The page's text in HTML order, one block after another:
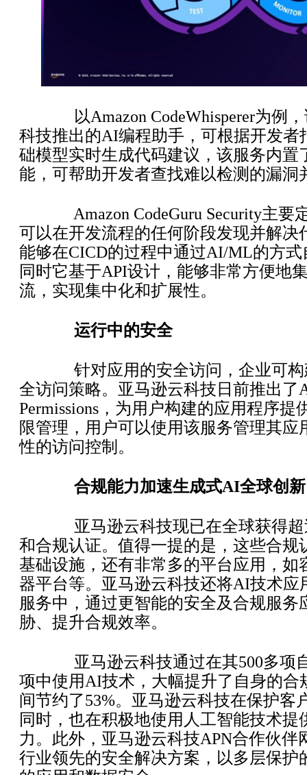
以Amazon CodeWhisperer为例
科技推出的AI编程助手，可根据开发者
础模型实时生成代码建议，该服务内置
能，可帮助开发者查找难以检测的漏洞
Amazon CodeGuru Security主要
可以在开发流程的任何阶段发现并解决
能够在CICD的过程中通过AI/ML的方
同时它基于API设计，能够非常方便地
流，实现集中化和扩展性。
运行中的安全
针对应用的安全访问，企业可构
全访问策略。亚马逊云科技日前推出了
Permissions，为用户构建的应用程序提
限管理，用户可以使用该服务管理其应
性的访问控制。
合规能力加速生成式AI全球创新
亚马逊云科技现已在全球获得超
和合规认证。值得一提的是，这些合规
基础设施，还有非常多的平台应用，如
器平台等。亚马逊云科技还将AI技术应
服务中，通过更智能的安全及合规服务
胁、提升合规效率。
亚马逊云科技通过在其500多项
项中使用AI技术，大幅提升了自身的合
间节约了53%。亚马逊云科技在保护客
同时，也在积极地使用人工智能技术提
力。此外，亚马逊云科技APN合作伙伴
行业领先的安全解决方案，以多层保护